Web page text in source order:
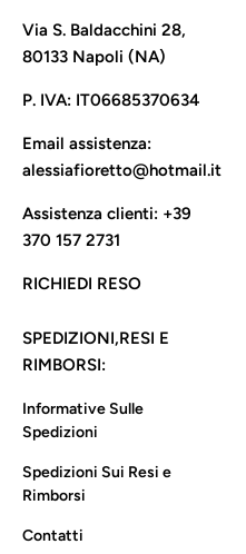
Via S. Baldacchini 28,
80133 Napoli (NA)
P. IVA: IT06685370634
Email assistenza:
alessiafioretto@hotmail.it
Assistenza clienti: +39
370 157 2731
RICHIEDI RESO
SPEDIZIONI,RESI E
RIMBORSI:
Informative Sulle
Spedizioni
Spedizioni Sui Resi e
Rimborsi
Contatti